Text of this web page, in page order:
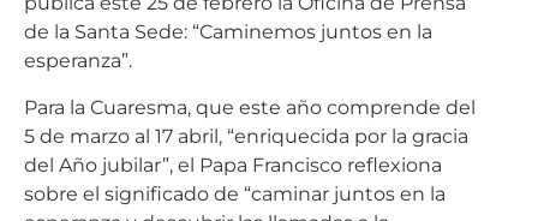
de la Santa Sede: “Caminemos juntos en la
esperanza”.
5 de marzo al 17 abril, “enriquecida por la gracia
del Año jubilar”, el Papa Francisco reflexiona
sobre el significado de “caminar juntos en la
esperanza y descubrir las llamadas a la